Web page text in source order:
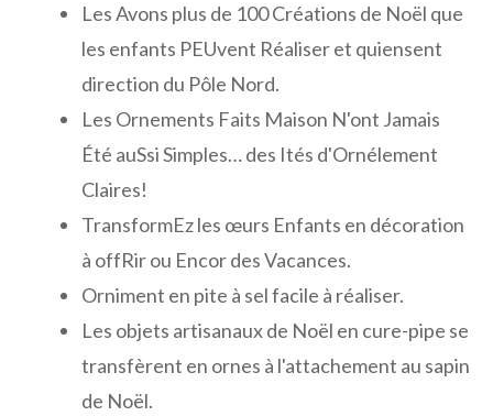
Les Avons plus de 100 Créations de Noël que
les enfants PEUvent Réaliser et quiensent
direction du Pôle Nord.
Les Ornements Faits Maison N'ont Jamais
Été auSsi Simples… des Ités d'Ornélement
Claires!
TransformEz les œurs Enfants en décoration
à offRir ou Encor des Vacances.
Orniment en pite à sel facile à réaliser.
Les objets artisanaux de Noël en cure-pipe se
transfèrent en ornes à l'attachement au sapin
de Noël.